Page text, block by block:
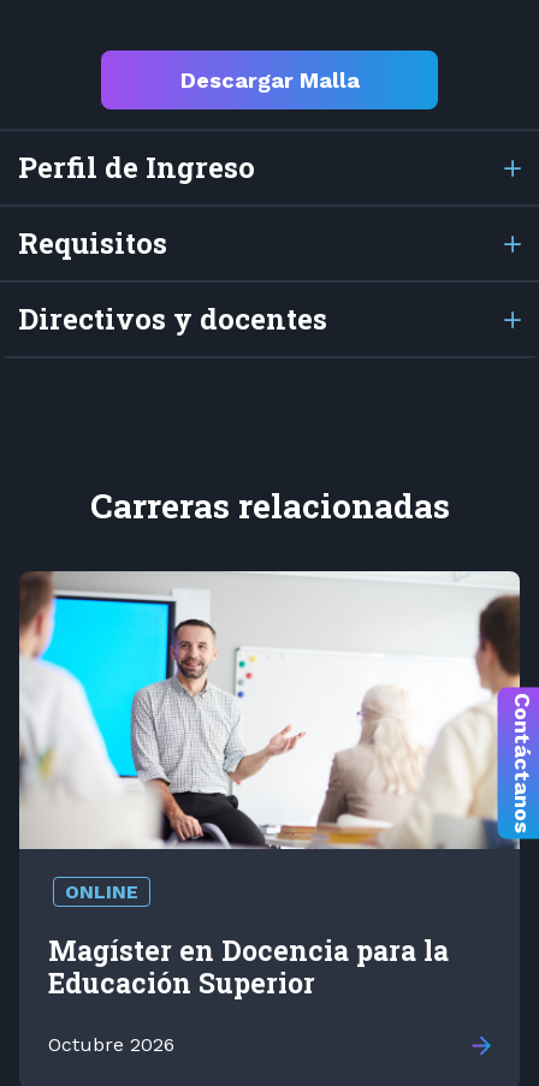
Contáctanos
Descargar Malla
Perfil de Ingreso
Requisitos
Directivos y docentes
Carreras relacionadas
ONLINE
Magíster en Docencia para la
Educación Superior
Octubre 2026